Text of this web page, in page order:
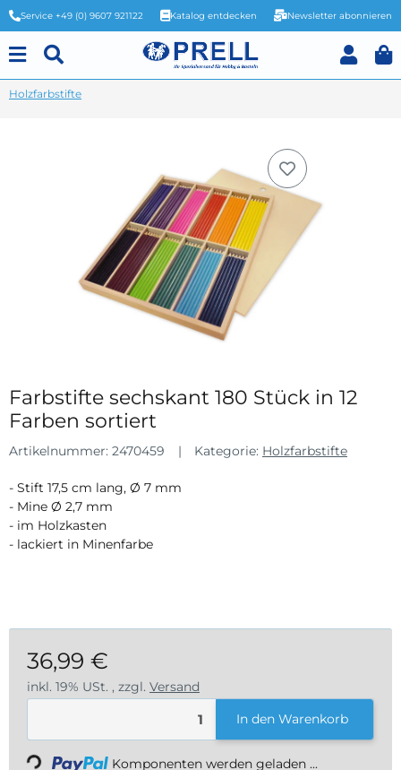
Service +49 (0) 9607 921122 Katalog entdecken Newsletter abonnieren
Holzfarbstifte
Farbstifte sechskant 180 Stück in 12
Farben sortiert
Artikelnummer: 2470459 Kategorie: Holzfarbstifte
- Stift 17,5 cm lang, Ø 7 mm
- Mine Ø 2,7 mm
- im Holzkasten
- lackiert in Minenfarbe
36,99 €
inkl. 19% USt. , zzgl. Versand
In den Warenkorb
Loading... Komponenten werden geladen ...